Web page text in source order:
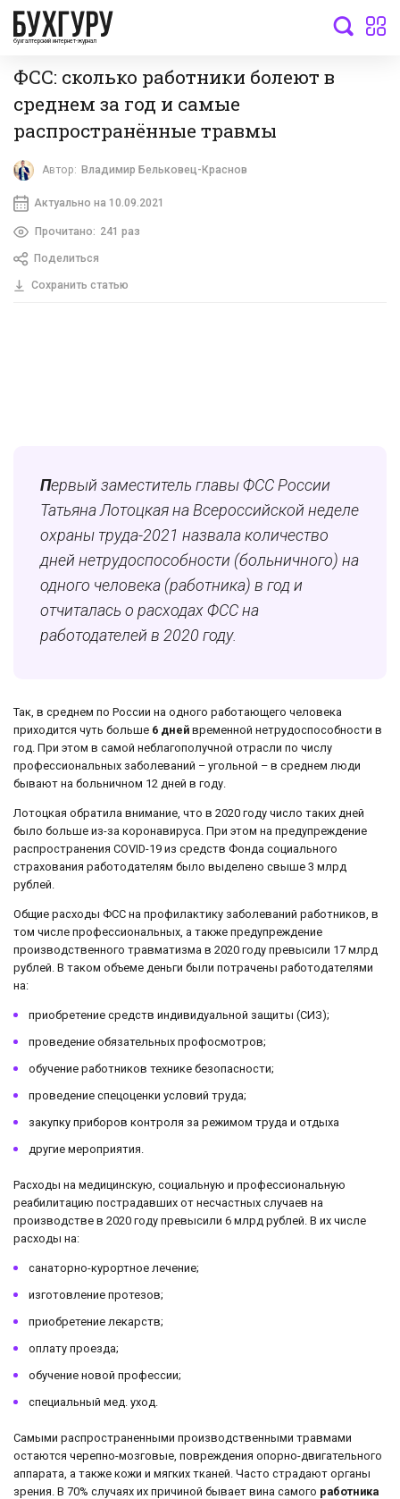
бухгалтерский интернет-журнал
ФСС: сколько работники болеют в
среднем за год и самые
распространённые травмы
Автор: Владимир Бельковец-Краснов
Актуально на 10.09.2021
Прочитано: 241 раз
Поделиться
Сохранить статью
Первый заместитель главы ФСС России
Татьяна Лотоцкая на Всероссийской неделе
охраны труда-2021 назвала количество
дней нетрудоспособности (больничного) на
одного человека (работника) в год и
отчиталась о расходах ФСС на
работодателей в 2020 году.
Так, в среднем по России на одного работающего человека
приходится чуть больше 6 дней временной нетрудоспособности в
год. При этом в самой неблагополучной отрасли по числу
профессиональных заболеваний – угольной – в среднем люди
бывают на больничном 12 дней в году.
Лотоцкая обратила внимание, что в 2020 году число таких дней
было больше из-за коронавируса. При этом на предупреждение
распространения COVID-19 из средств Фонда социального
страхования работодателям было выделено свыше 3 млрд
рублей.
Общие расходы ФСС на профилактику заболеваний работников, в
том числе профессиональных, а также предупреждение
производственного травматизма в 2020 году превысили 17 млрд
рублей. В таком объеме деньги были потрачены работодателями
на:
приобретение средств индивидуальной защиты (СИЗ);
проведение обязательных профосмотров;
обучение работников технике безопасности;
проведение спецоценки условий труда;
закупку приборов контроля за режимом труда и отдыха
другие мероприятия.
Расходы на медицинскую, социальную и профессиональную
реабилитацию пострадавших от несчастных случаев на
производстве в 2020 году превысили 6 млрд рублей. В их числе
расходы на:
санаторно-курортное лечение;
изготовление протезов;
приобретение лекарств;
оплату проезда;
обучение новой профессии;
специальный мед. уход.
Самыми распространенными производственными травмами
остаются черепно-мозговые, повреждения опорно-двигательного
аппарата, а также кожи и мягких тканей. Часто страдают органы
зрения. В 70% случаях их причиной бывает вина самого работника